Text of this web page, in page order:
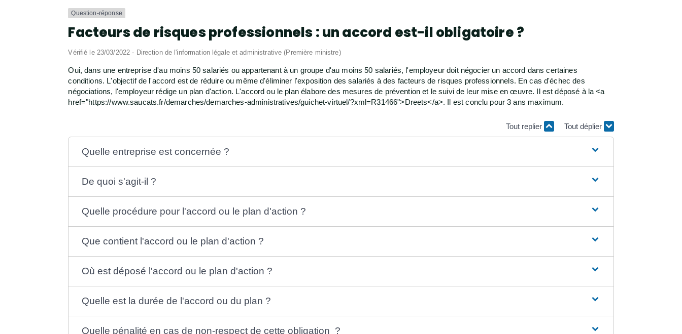
Question-réponse
Facteurs de risques professionnels : un accord est-il obligatoire ?
Vérifié le 23/03/2022 - Direction de l'information légale et administrative (Première ministre)
Oui, dans une entreprise d'au moins 50 salariés ou appartenant à un groupe d'au moins 50 salariés, l'employeur doit négocier un accord dans certaines
conditions. L'objectif de l'accord est de réduire ou même d'éliminer l'exposition des salariés à des facteurs de risques professionnels. En cas d'échec des
négociations, l'employeur rédige un plan d'action. L'accord ou le plan élabore des mesures de prévention et le suivi de leur mise en œuvre. Il est déposé à la <a
href="https://www.saucats.fr/demarches/demarches-administratives/guichet-virtuel/?xml=R31466">Dreets</a>. Il est conclu pour 3 ans maximum.
Tout replier Tout déplier
Quelle entreprise est concernée ?
De quoi s'agit-il ?
Quelle procédure pour l'accord ou le plan d'action ?
Que contient l'accord ou le plan d'action ?
Où est déposé l'accord ou le plan d'action ?
Quelle est la durée de l'accord ou du plan ?
Quelle pénalité en cas de non-respect de cette obligation ?